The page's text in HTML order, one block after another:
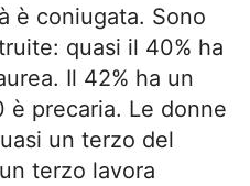
è coniugata. Sono
quasi il 40% ha
Il 42% ha un
è precaria. Le donne
un terzo del
terzo lavora